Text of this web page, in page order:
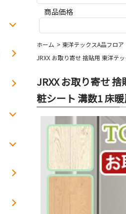
商品価格
ホーム
東洋テックスA品フロア
JRXX お取り寄せ 捨貼用 東洋テ
JRXX お取り寄せ
粧シート 溝数1 床